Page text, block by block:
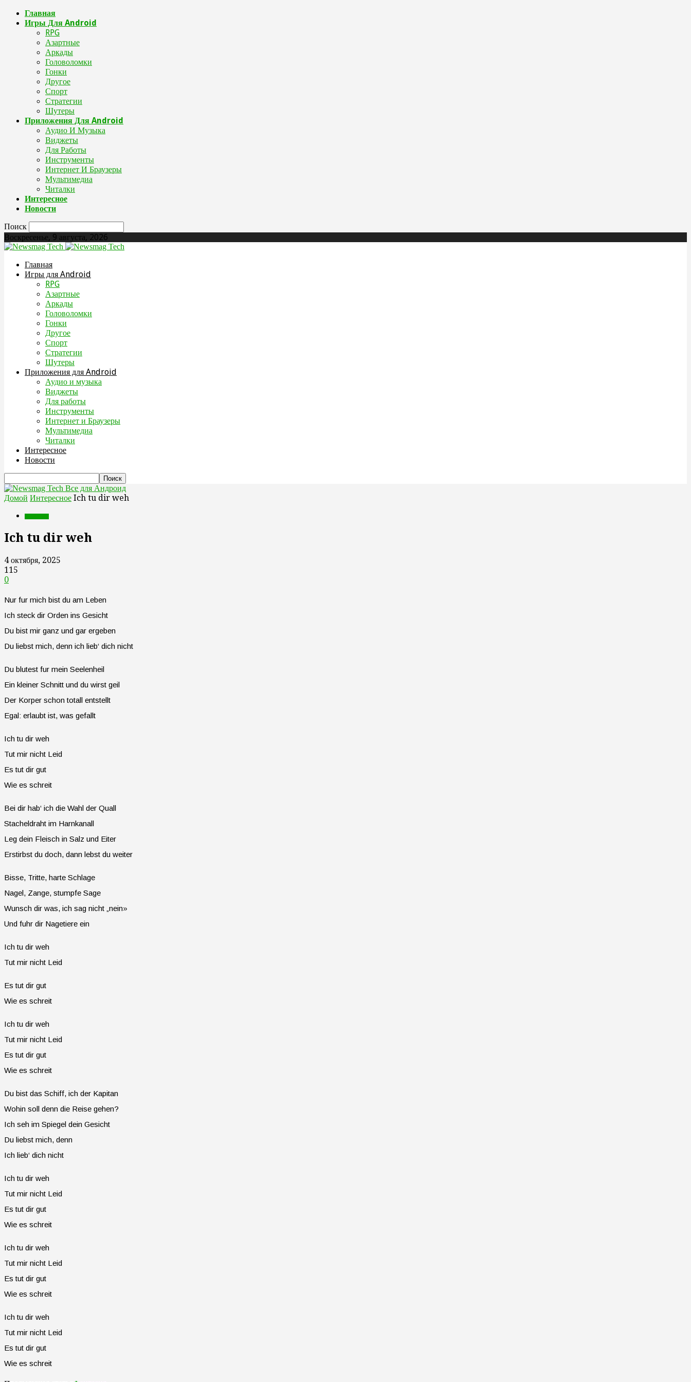
Главная
Игры Для Android
RPG
Азартные
Аркады
Головоломки
Гонки
Другое
Спорт
Стратегии
Шутеры
Приложения Для Android
Аудио И Музыка
Виджеты
Для Работы
Инструменты
Интернет И Браузеры
Мультимедиа
Читалки
Интересное
Новости
Поиск
Воскресенье, 9 августа, 2026
Главная
Игры для Android
RPG
Азартные
Аркады
Головоломки
Гонки
Другое
Спорт
Стратегии
Шутеры
Приложения для Android
Аудио и музыка
Виджеты
Для работы
Инструменты
Интернет и Браузеры
Мультимедиа
Читалки
Интересное
Новости
Все для Андроид
Домой Интересное Ich tu dir weh
Ich tu dir weh
4 октября, 2025
115
0
Nur fur mich bist du am Leben
Ich steck dir Orden ins Gesicht
Du bist mir ganz und gar ergeben
Du liebst mich, denn ich lieb‘ dich nicht
Du blutest fur mein Seelenheil
Ein kleiner Schnitt und du wirst geil
Der Korper schon totall entstellt
Egal: erlaubt ist, was gefallt
Ich tu dir weh
Tut mir nicht Leid
Es tut dir gut
Wie es schreit
Bei dir hab‘ ich die Wahl der Quall
Stacheldraht im Harnkanall
Leg dein Fleisch in Salz und Eiter
Erstirbst du doch, dann lebst du weiter
Bisse, Tritte, harte Schlage
Nagel, Zange, stumpfe Sage
Wunsch dir was, ich sag nicht „nein»
Und fuhr dir Nagetiere ein
Ich tu dir weh
Tut mir nicht Leid
Es tut dir gut
Wie es schreit
Ich tu dir weh
Tut mir nicht Leid
Es tut dir gut
Wie es schreit
Du bist das Schiff, ich der Kapitan
Wohin soll denn die Reise gehen?
Ich seh im Spiegel dein Gesicht
Du liebst mich, denn
Ich lieb‘ dich nicht
Ich tu dir weh
Tut mir nicht Leid
Es tut dir gut
Wie es schreit
Ich tu dir weh
Tut mir nicht Leid
Es tut dir gut
Wie es schreit
Ich tu dir weh
Tut mir nicht Leid
Es tut dir gut
Wie es schreit